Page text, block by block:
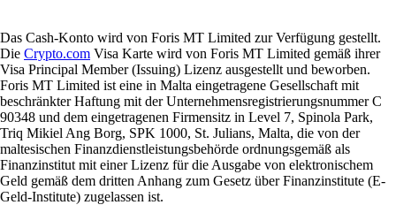
Das Cash-Konto wird von Foris MT Limited zur Verfügung gestellt.
Die Crypto.com Visa Karte wird von Foris MT Limited gemäß ihrer
Visa Principal Member (Issuing) Lizenz ausgestellt und beworben.
Foris MT Limited ist eine in Malta eingetragene Gesellschaft mit
beschränkter Haftung mit der Unternehmensregistrierungsnummer C
90348 und dem eingetragenen Firmensitz in Level 7, Spinola Park,
Triq Mikiel Ang Borg, SPK 1000, St. Julians, Malta, die von der
maltesischen Finanzdienstleistungsbehörde ordnungsgemäß als
Finanzinstitut mit einer Lizenz für die Ausgabe von elektronischem
Geld gemäß dem dritten Anhang zum Gesetz über Finanzinstitute (E-
Geld-Institute) zugelassen ist.